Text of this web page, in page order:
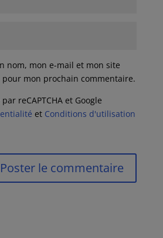
nom, mon e-mail et mon site
mon prochain commentaire.
reCAPTCHA et Google
et Conditions d'utilisation